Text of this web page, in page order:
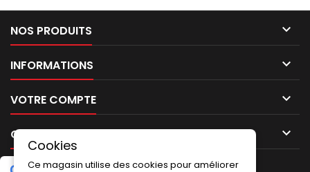
NOS PRODUITS 
INFORMATIONS 
VOTRE COMPTE 
CONTACT 
Cookies
Ce magasin utilise des cookies pour améliorer
Laissez un avis(2 avis)